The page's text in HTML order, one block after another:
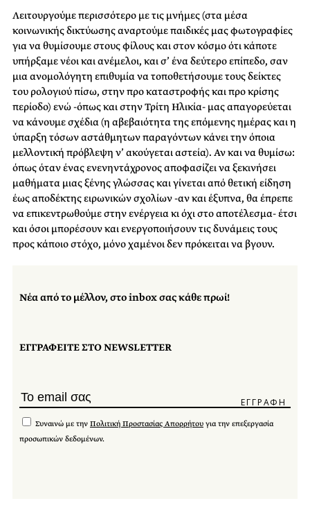
Λειτουργούμε περισσότερο με τις μνήμες (στα μέσα
κοινωνικής δικτύωσης αναρτούμε παιδικές μας φωτογραφίες
για να θυμίσουμε στους φίλους και στον κόσμο ότι κάποτε
υπήρξαμε νέοι και ανέμελοι, και σ’ ένα δεύτερο επίπεδο, σαν
μια ανομολόγητη επιθυμία να τοποθετήσουμε τους δείκτες
του ρολογιού πίσω, στην προ καταστροφής και προ κρίσης
περίοδο) ενώ -όπως και στην Τρίτη Ηλικία- μας απαγορεύεται
να κάνουμε σχέδια (η αβεβαιότητα της επόμενης ημέρας και η
ύπαρξη τόσων αστάθμητων παραγόντων κάνει την όποια
μελλοντική πρόβλεψη ν’ ακούγεται αστεία). Αν και να θυμίσω:
όπως όταν ένας ενενηντάχρονος αποφασίζει να ξεκινήσει
μαθήματα μιας ξένης γλώσσας και γίνεται από θετική είδηση
έως αποδέκτης ειρωνικών σχολίων -αν και έξυπνα, θα έπρεπε
να επικεντρωθούμε στην ενέργεια κι όχι στο αποτέλεσμα- έτσι
και όσοι μπορέσουν και ενεργοποιήσουν τις δυνάμεις τους
προς κάποιο στόχο, μόνο χαμένοι δεν πρόκειται να βγουν.
Νέα από το μέλλον, στο inbox σας κάθε πρωί!
ΕΓΓΡΑΦΕΙΤΕ ΣΤΟ NEWSLETTER
Συναινώ με την Πολιτική Προστασίας Απορρήτου για την επεξεργασία
προσωπικών δεδομένων.